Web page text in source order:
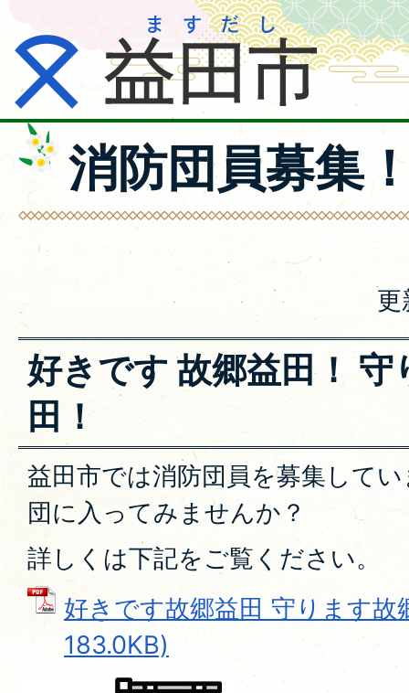
消防団員募集
更
好きです 故郷益田！ 守
田！
益田市では消防団員を募集して
団に入ってみませんか？
詳しくは下記をご覧ください。
好きです故郷益田 守ります故
183.0KB)